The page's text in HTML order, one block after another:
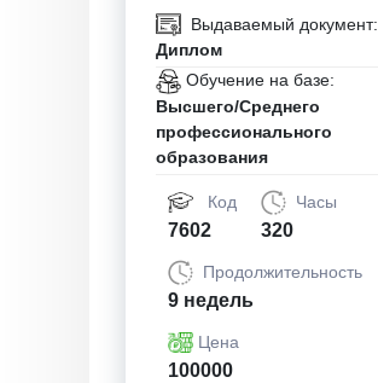
Выдаваемый документ:
Диплом
Обучение на базе:
Высшего/Среднего
профессионального
образования
Код
7602
Часы
320
Продолжительность
9 недель
Цена
100000